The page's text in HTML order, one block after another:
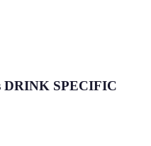
DRINK SPECIFIC